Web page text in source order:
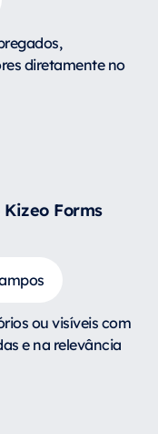
diretamente no
Forms
ou visíveis com
e na relevância